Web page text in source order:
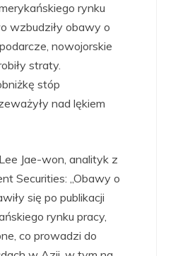
rynku
wzbudziły obawy o
nowojorskie
straty.
stóp
nad lękiem
Jae-won, analityk z
Securities: „Obawy o
się po publikacji
rynku pracy,
co prowadzi do